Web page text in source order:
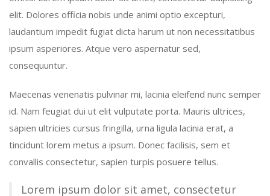
elit. Dolores officia nobis unde animi optio excepturi,
laudantium impedit fugiat dicta harum ut non necessitatibus
ipsum asperiores. Atque vero aspernatur sed,
consequuntur.
Maecenas venenatis pulvinar mi, lacinia eleifend nunc semper
id. Nam feugiat dui ut elit vulputate porta. Mauris ultrices,
sapien ultricies cursus fringilla, urna ligula lacinia erat, a
tincidunt lorem metus a ipsum. Donec facilisis, sem et
convallis consectetur, sapien turpis posuere tellus.
Lorem ipsum dolor sit amet, consectetur